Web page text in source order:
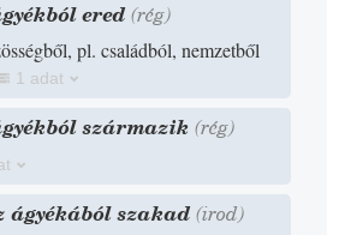
ered(rég)
pl. családból, nemzetből
1 adat
származik (rég)
ágyékából szakad(irod)